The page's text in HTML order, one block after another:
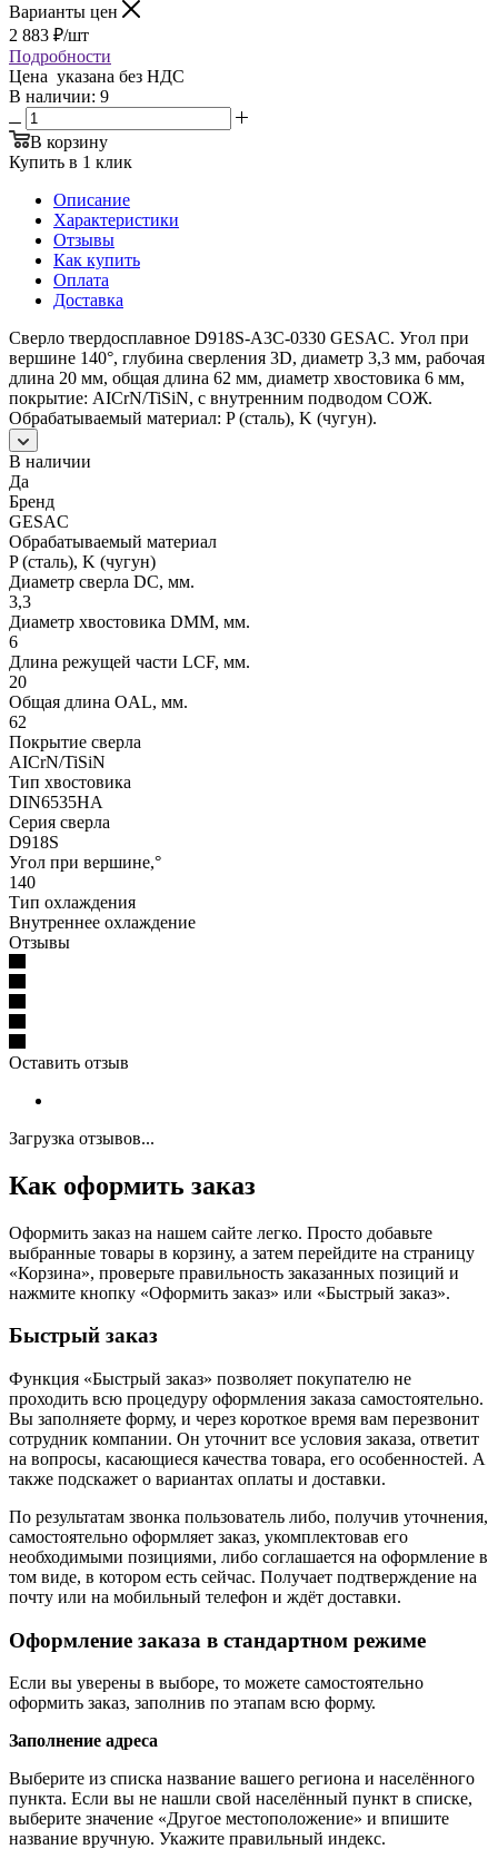
Варианты цен
2 883 ₽/шт
Подробности
Цена указана без НДС
В наличии: 9
В корзину
Купить в 1 клик
Описание
Характеристики
Отзывы
Как купить
Оплата
Доставка
Сверло твердосплавное D918S-A3C-0330 GESAC. Угол при
вершине 140°, глубина сверления 3D, диаметр 3,3 мм, рабочая
длина 20 мм, общая длина 62 мм, диаметр хвостовика 6 мм,
покрытие: AICrN/TiSiN, с внутренним подводом СОЖ.
Обрабатываемый материал: P (сталь), K (чугун).
В наличии
Да
Бренд
GESAC
Обрабатываемый материал
P (сталь), K (чугун)
Диаметр сверла DC, мм.
3,3
Диаметр хвостовика DMM, мм.
6
Длина режущей части LСF, мм.
20
Общая длина OAL, мм.
62
Покрытие сверла
AICrN/TiSiN
Тип хвостовика
DIN6535HA
Серия сверла
D918S
Угол при вершине,°
140
Тип охлаждения
Внутреннее охлаждение
Отзывы
Оставить отзыв
Загрузка отзывов...
Как оформить заказ
Оформить заказ на нашем сайте легко. Просто добавьте
выбранные товары в корзину, а затем перейдите на страницу
«Корзина», проверьте правильность заказанных позиций и
нажмите кнопку «Оформить заказ» или «Быстрый заказ».
Быстрый заказ
Функция «Быстрый заказ» позволяет покупателю не
проходить всю процедуру оформления заказа самостоятельно.
Вы заполняете форму, и через короткое время вам перезвонит
сотрудник компании. Он уточнит все условия заказа, ответит
на вопросы, касающиеся качества товара, его особенностей. А
также подскажет о вариантах оплаты и доставки.
По результатам звонка пользователь либо, получив уточнения,
самостоятельно оформляет заказ, укомплектовав его
необходимыми позициями, либо соглашается на оформление в
том виде, в котором есть сейчас. Получает подтверждение на
почту или на мобильный телефон и ждёт доставки.
Оформление заказа в стандартном режиме
Если вы уверены в выборе, то можете самостоятельно
оформить заказ, заполнив по этапам всю форму.
Заполнение адреса
Выберите из списка название вашего региона и населённого
пункта. Если вы не нашли свой населённый пункт в списке,
выберите значение «Другое местоположение» и впишите
название вручную. Укажите правильный индекс.